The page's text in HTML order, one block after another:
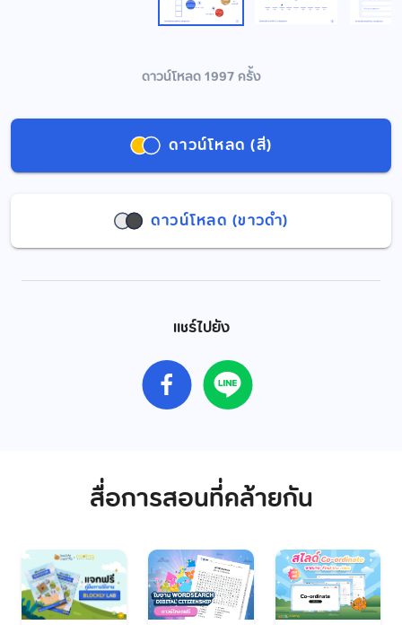
ดาวน์โหลด 1997 ครั้ง
ดาวน์โหลด (สี)
ดาวน์โหลด (ขาวดำ)
แชร์ไปยัง
สื่อการสอนที่คล้ายกัน